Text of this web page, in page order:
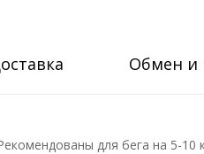
Обмен и
для бега на 5-10